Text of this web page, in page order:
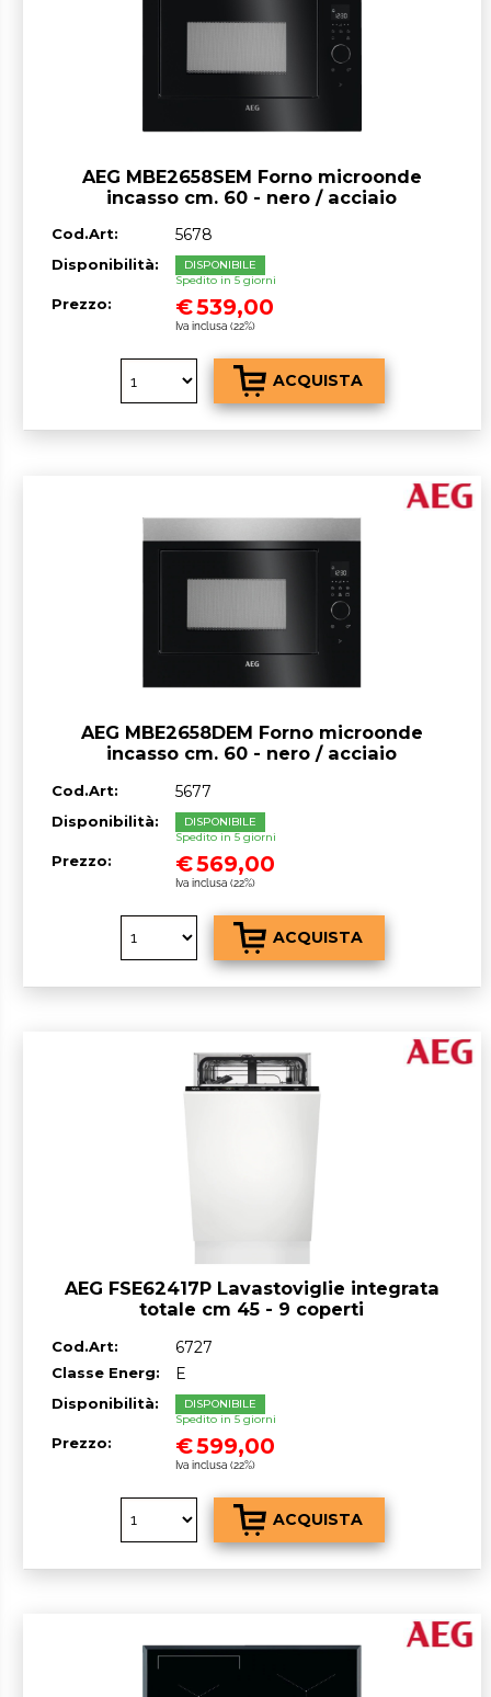
AEG MBE2658SEM Forno microonde
incasso cm. 60 - nero / acciaio
Cod.Art: 5678
Disponibilità:
DISPONIBILE
Spedito in 5 giorni
Prezzo: €539,00
Iva inclusa (22%)
AEG MBE2658DEM Forno microonde
incasso cm. 60 - nero / acciaio
Cod.Art: 5677
Disponibilità:
DISPONIBILE
Spedito in 5 giorni
Prezzo: €569,00
Iva inclusa (22%)
AEG FSE62417P Lavastoviglie integrata
totale cm 45 - 9 coperti
Cod.Art: 6727
Classe Energ: E
Disponibilità:
DISPONIBILE
Spedito in 5 giorni
Prezzo: €599,00
Iva inclusa (22%)